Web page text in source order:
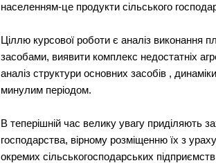
населенням-це продукти сільського
Ціллю курсової роботи є аналіз виконання
засобами, виявити комплекс недостатніх
аналіз структури основних засобів ,
минулим періодом.
В теперішній час велику увагу приділяють
господарства, вірному розміщенню їх з
окремих сільськогосподарських